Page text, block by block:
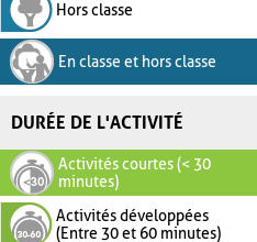
Hors classe
En classe et hors classe
DURÉE DE L'ACTIVITÉ
Activités courtes (< 30
minutes)
Activités développées
(Entre 30 et 60 minutes)